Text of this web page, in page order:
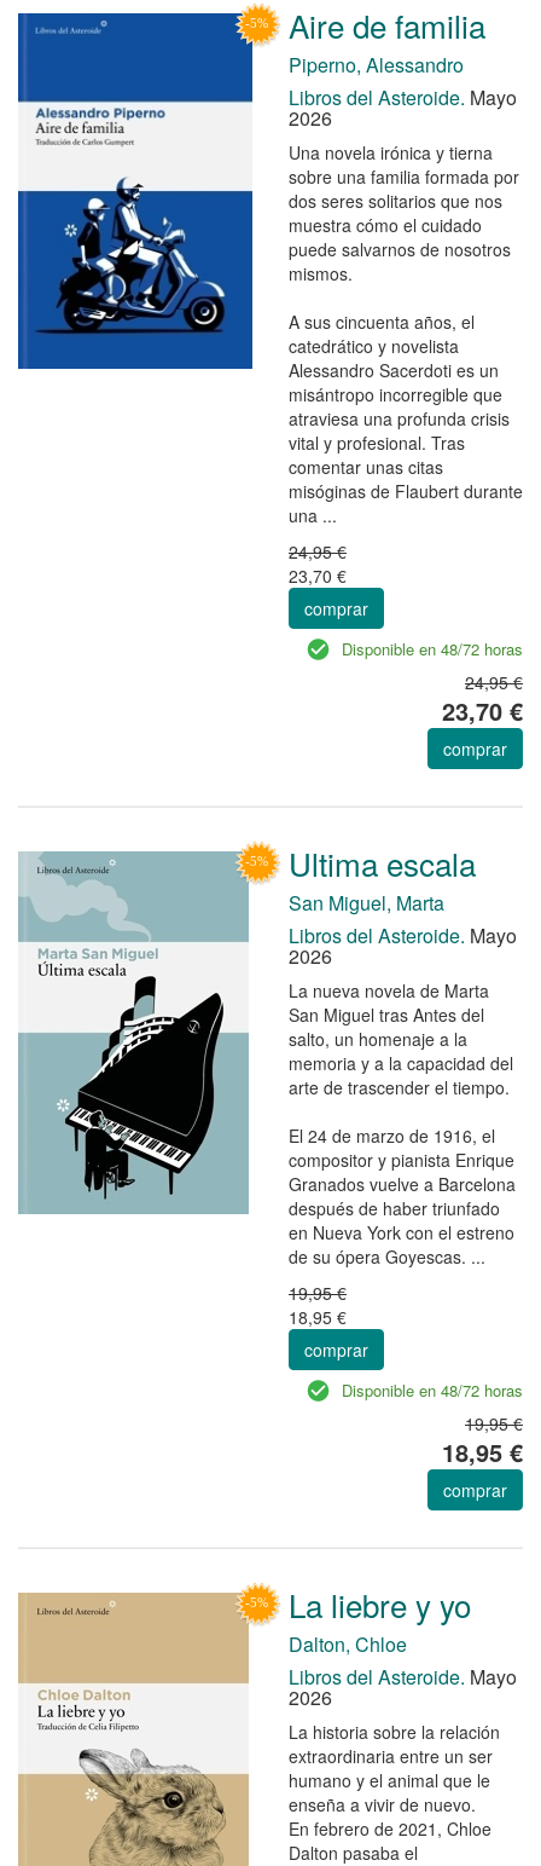
Aire de familia
Piperno, Alessandro
Libros del Asteroide. Mayo
2026
Una novela irónica y tierna
sobre una familia formada por
dos seres solitarios que nos
muestra cómo el cuidado
puede salvarnos de nosotros
mismos.
A sus cincuenta años, el
catedrático y novelista
Alessandro Sacerdoti es un
misántropo incorregible que
atraviesa una profunda crisis
vital y profesional. Tras
comentar unas citas
misóginas de Flaubert durante
una ...
24,95 €
23,70 €
comprar
Disponible en 48/72 horas
24,95 €
23,70 €
comprar
Ultima escala
San Miguel, Marta
Libros del Asteroide. Mayo
2026
La nueva novela de Marta
San Miguel tras Antes del
salto, un homenaje a la
memoria y a la capacidad del
arte de trascender el tiempo.
El 24 de marzo de 1916, el
compositor y pianista Enrique
Granados vuelve a Barcelona
después de haber triunfado
en Nueva York con el estreno
de su ópera Goyescas. ...
19,95 €
18,95 €
comprar
Disponible en 48/72 horas
19,95 €
18,95 €
comprar
La liebre y yo
Dalton, Chloe
Libros del Asteroide. Mayo
2026
La historia sobre la relación
extraordinaria entre un ser
humano y el animal que le
enseña a vivir de nuevo.
En febrero de 2021, Chloe
Dalton pasaba el